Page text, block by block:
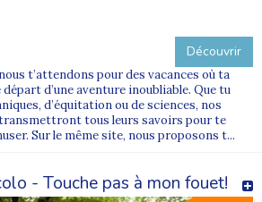
Découvrir
t’attendons pour des vacances où ta
d’une aventure inoubliable. Que tu
d’équitation ou de sciences, nos
tous leurs savoirs pour te
Sur le même site, nous proposons t...
- Touche pas à mon fouet!